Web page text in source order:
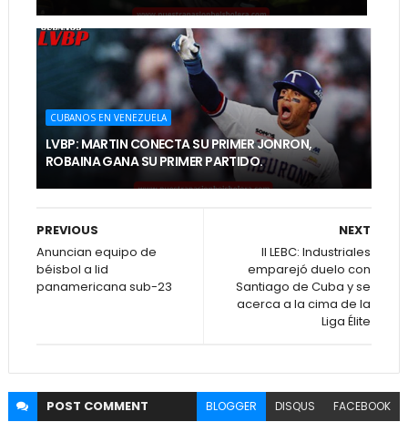
CUBANOS EN VENEZUELA
LVBP: MARTIN CONECTA SU PRIMER JONRON,
ROBAINA GANA SU PRIMER PARTIDO.
NEXT
II LEBC: Industriales
emparejó duelo con
Santiago de Cuba y se
acerca a la cima de la
Liga Élite
PREVIOUS
Anuncian equipo de
béisbol a lid
panamericana sub-23
POST COMMENT BLOGGER DISQUS FACEBOOK